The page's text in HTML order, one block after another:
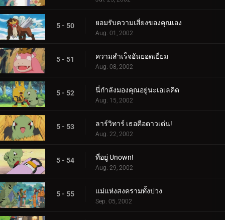
5 - 50 ยอมรับความเสี่ยงของคุณเอง
Aug. 01, 2002
5 - 51 ความสำเร็จอันยอดเยี่ยม
Aug. 08, 2002
5 - 52 นี่กำลังมองคุณอยู่นะเอเลคิด
Aug. 15, 2002
5 - 53 ลาร์วิทาร์ เธอคือดาวเด่น!
Aug. 22, 2002
5 - 54 ที่อยู่ Unown!
Aug. 29, 2002
5 - 55 แม่แห่งสงครามทั้งปวง
Sep. 05, 2002